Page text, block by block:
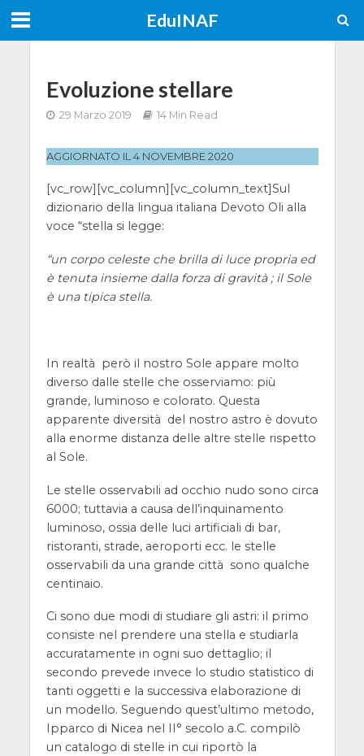
EduINAF
Evoluzione stellare
29 Marzo 2019 14 Min Read
AGGIORNATO IL 4 NOVEMBRE 2020
[vc_row][vc_column][vc_column_text]Sul
dizionario della lingua italiana Devoto Oli alla
voce “stella si legge:
“un corpo celeste che brilla di luce propria ed
è tenuta insieme dalla forza di gravità ; il Sole
è una tipica stella.
In realtà però il nostro Sole appare molto
diverso dalle stelle che osserviamo: più
grande, luminoso e colorato. Questa
apparente diversità del nostro astro è dovuto
alla enorme distanza delle altre stelle rispetto
al Sole.
Le stelle osservabili ad occhio nudo sono circa
6000; tuttavia a causa dell’inquinamento
luminoso, ossia delle luci artificiali di bar,
ristoranti, strade, aeroporti ecc. le stelle
osservabili da una grande città sono qualche
centinaio.
Ci sono due modi di studiare gli astri: il primo
consiste nel prendere una stella e studiarla
accuratamente in ogni suo dettaglio; il
secondo prevede invece lo studio statistico di
tanti oggetti e la successiva elaborazione di
un modello. Seguendo quest’ultimo metodo,
Ipparco di Nicea nel II° secolo a.C. compilò
un catalogo di stelle in cui riportò la